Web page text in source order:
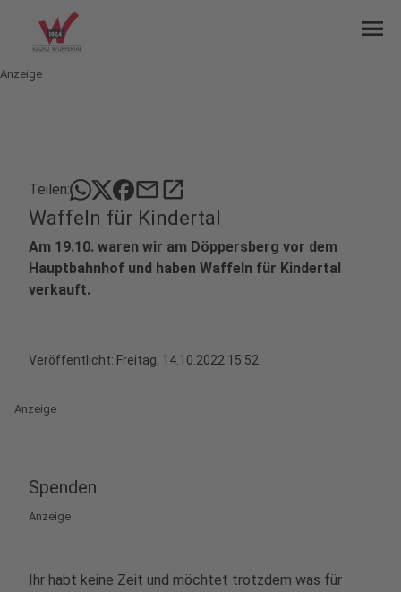
menu
Anzeige
Teilen: mailopen_in_new
Waffeln für Kindertal
Am 19.10. waren wir am Döppersberg vor dem
Hauptbahnhof und haben Waffeln für Kindertal
verkauft.
Veröffentlicht: Freitag, 14.10.2022 15:52
Anzeige
Spenden
Anzeige
Ihr habt keine Zeit und möchtet trotzdem was für